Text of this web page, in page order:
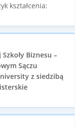
kształcenia:
Biznesu –
Sączu
z siedzibą